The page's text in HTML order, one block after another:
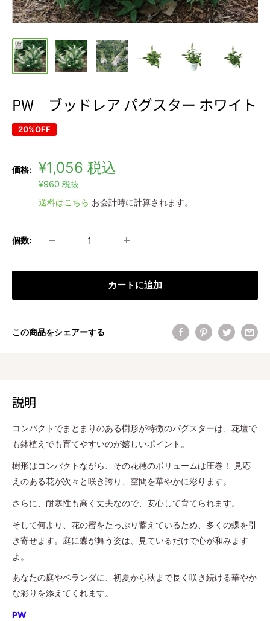
PW ブッドレア パグスター ホワイト
20%OFF
価格:
販
売
価
格
¥1,056 税込
¥960 税抜
価
格
送料はこちら お会計時に計算されます。
個数:
カートに追加
この商品をシェアーする
説明
コンパクトでまとまりのある樹形が特徴のパグスターは、花壇で
も鉢植えでも育てやすいのが嬉しいポイント。
樹形はコンパクトながら、その花穂のボリュームは圧巻！ 見応
えのある花が次々と咲き誇り、空間を華やかに彩ります。
さらに、耐寒性も高く丈夫なので、安心して育てられます。
そして何より、花の蜜をたっぷり蓄えているため、多くの蝶を引
き寄せます。庭に蝶が舞う姿は、見ているだけで心が和みます
よ。
あなたの庭やベランダに、初夏から秋まで長く咲き続ける華やか
な彩りを添えてくれます。
PW